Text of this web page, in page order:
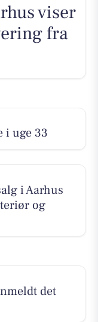
viser
fra
i uge 33
i Aarhus
og
det